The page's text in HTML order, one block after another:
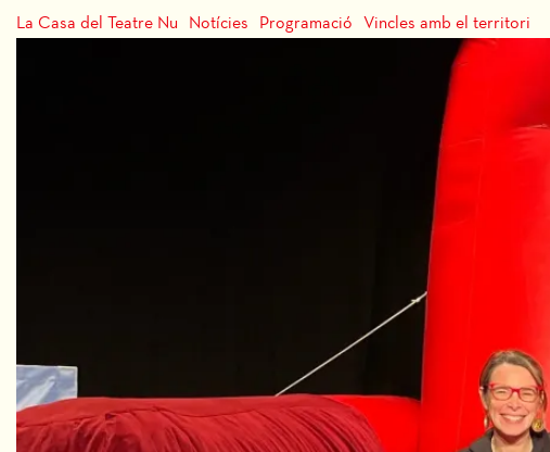
La Casa del Teatre Nu Notícies Programació Vincles amb el territori